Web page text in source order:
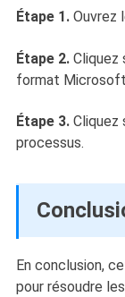
Étape 1.Ouvrez
Étape 2.Cliquez
format
Étape 3.Cliquez
processus.
En conclusion,
pour résoudre